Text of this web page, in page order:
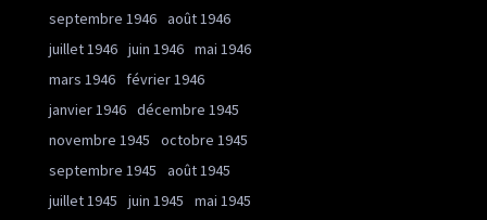
septembre 1946 août 1946
juillet 1946 juin 1946 mai 1946
mars 1946
février 1946
janvier 1946 décembre 1945
novembre 1945
octobre 1945
septembre 1945
août 1945
juillet 1945
juin 1945
mai 1945